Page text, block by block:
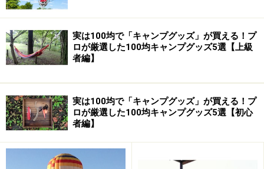
ツリーハウスの作り方はいくつもあるのですが、河口湖
の森の中で私がやっているやり方は、実にシンプル。柱
４本を適当な立ち木に添わせて立てて土台を作り、その
上にデッキを張って家を建てる。それだけです。ちょっ
と見ると樹木に負担をかけているようですが、立ち木に
は釘一本打たずに完成させることが出来ます。
実は100均で「キャンプグッズ」が買える！プ
ロが厳選した100均キャンプグッズ5選【上級
者編】
実は100均で「キャンプグッズ」が買える！プ
ロが厳選した100均キャンプグッズ5選【初心
者編】